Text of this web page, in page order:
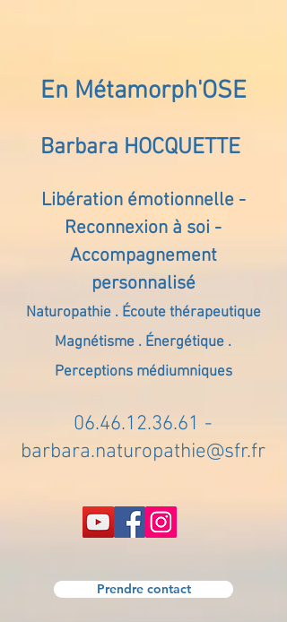
En Métamorph'OSE
Barbara HOCQUETTE
Libération émotionnelle -
Reconnexion à soi -
Accompagnement
personnalisé
Naturopathie . Écoute thérapeutique
Magnétisme . Énergétique .
Perceptions médiumniques
06.46.12.36.61 -
barbara.naturopathie@sfr.fr
Prendre contact